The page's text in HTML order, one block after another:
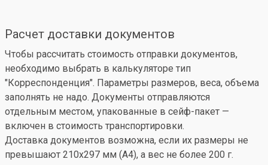
Расчет доставки документов
Чтобы рассчитать стоимость отправки документов,
необходимо выбрать в калькуляторе тип
"Корреспонденция". Параметры размеров, веса, объема
заполнять не надо. Документы отправляются
отдельным местом, упакованные в сейф-пакет —
включен в стоимость транспортировки.
Доставка документов возможна, если их размеры не
превышают 210x297 мм (А4), а вес не более 200 г.